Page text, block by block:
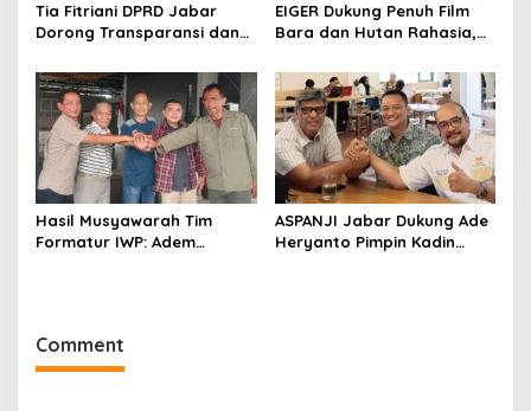
Tia Fitriani DPRD Jabar
Dorong Transparansi dan
Pemprov Jabar hingga
Tingkat Desa
EIGER Dukung Penuh Film
Bara dan Hutan Rahasia,
Pelajar Menonton
Hasil Musyawarah Tim
Formatur IWP: Adem
ASPANJI Jabar Dukung Ade
Heryanto Pimpin Kadin
Comment